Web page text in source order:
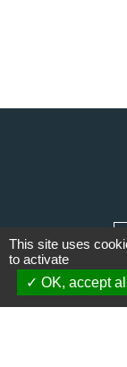
This site uses
to activate
OK, accept all